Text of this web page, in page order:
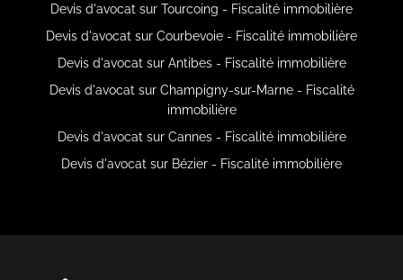
Devis d'avocat sur Tourcoing - Fiscalité immobilière
Devis d'avocat sur Courbevoie - Fiscalité immobilière
Devis d'avocat sur Antibes - Fiscalité immobilière
Devis d'avocat sur Champigny-sur-Marne - Fiscalité
immobilière
Devis d'avocat sur Cannes - Fiscalité immobilière
Devis d'avocat sur Bézier - Fiscalité immobilière